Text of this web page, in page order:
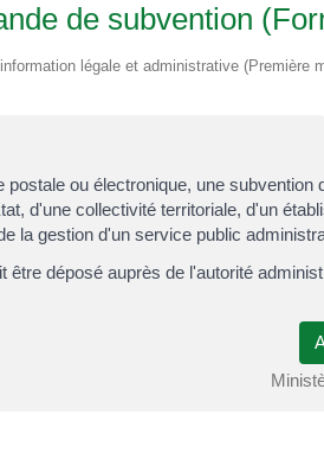
de subvention
légale et administrative (Première
postale ou électronique, une
d'une collectivité territoriale, d'un
la gestion d'un service public
être déposé auprès de l'autorité